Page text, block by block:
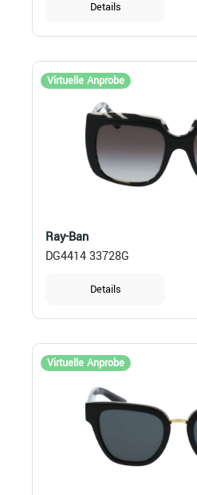
Details
Virtuelle Anprobe
Ray-Ban
DG4414 33728G
Details
Virtuelle Anprobe